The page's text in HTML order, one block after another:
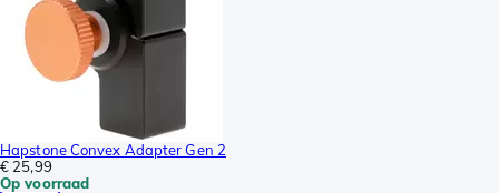
Hapstone Convex Adapter Gen 2
€ 25,99
Op voorraad